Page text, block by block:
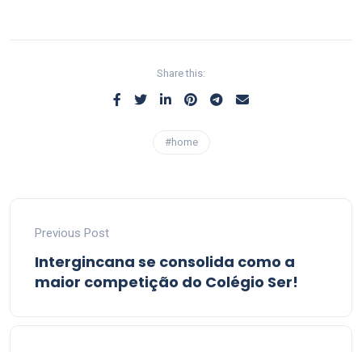
Share this:
#home
Previous Post
Intergincana se consolida como a
maior competição do Colégio Ser!